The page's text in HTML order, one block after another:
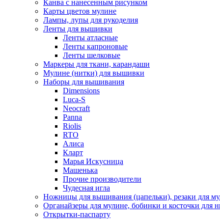
Канва с нанесенным рисунком
Карты цветов мулине
Лампы, лупы для рукоделия
Ленты для вышивки
Ленты атласные
Ленты капроновые
Ленты шелковые
Маркеры для ткани, карандаши
Мулине (нитки) для вышивки
Наборы для вышивания
Dimensions
Luca-S
Neocraft
Panna
Riolis
RTO
Алиса
Кларт
Марья Искусница
Машенька
Прочие производители
Чудесная игла
Ножницы для вышивания (цапельки), резаки для
Органайзеры для мулине, бобинки и косточки для
Открытки-паспарту